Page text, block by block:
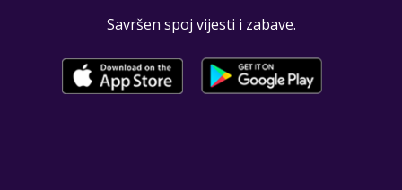
Savršen spoj vijesti i zabave.